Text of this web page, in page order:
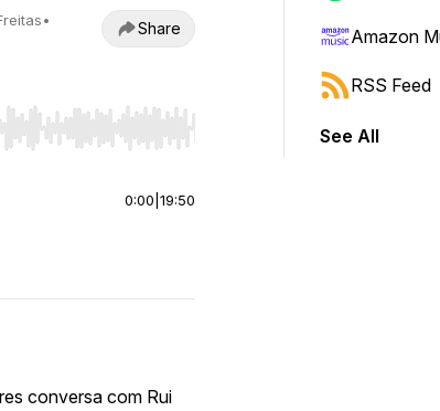
•
Share
jump to start or end. Hold shift to jump forward or
0:00 19:50
conversa com Rui
Amazon
RSS Feed
See All